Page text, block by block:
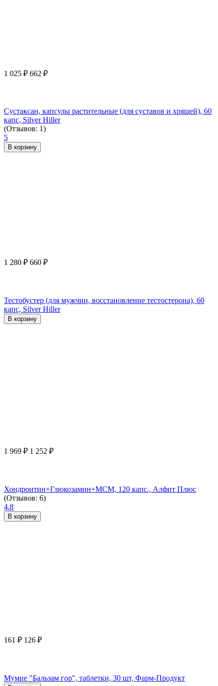
1 025 ₽ 662 ₽
Сустаксан, капсулы растительные (для суставов и хрящей), 60
капс, Silver Hiller
(Отзывов: 1)
5
В корзину
1 280 ₽ 660 ₽
Тестобустер (для мужчин, восстановление тестостерона), 60
капс, Silver Hiller
В корзину
1 969 ₽ 1 252 ₽
Хондроитин+Глюкозамин+МСМ, 120 капс., Алфит Плюс
(Отзывов: 6)
4.8
В корзину
161 ₽ 126 ₽
Мумие "Бальзам гор", таблетки, 30 шт, Фарм-Продукт